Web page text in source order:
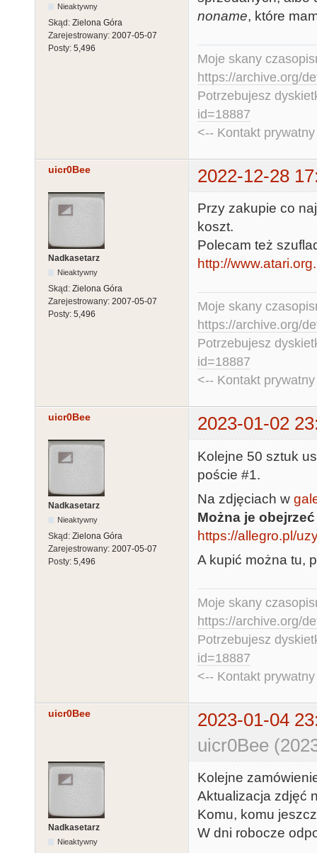
Nieaktywny
Skąd: Zielona Góra
Zarejestrowany: 2007-05-07
Posty: 5,496
noname, które
Moje skany
https://archive.org/
Potrzebujesz
id=18887
<-- Kontakt
uicr0Bee 2022-12-28
Nadkasetarz
Nieaktywny
Skąd: Zielona Góra
Zarejestrowany: 2007-05-07
Posty: 5,496
Przy zakupie co
koszt.
Polecam też
http://
Moje skany
https://archive.org/
Potrzebujesz
id=18887
<-- Kontakt
uicr0Bee 2023-01-02
Nadkasetarz
Nieaktywny
Skąd: Zielona Góra
Zarejestrowany: 2007-05-07
Posty: 5,496
Kolejne 50 sztuk
poście #1.
Na zdjęciach w
Można je obejrzeć
https://allegro.pl/
A kupić można tu,
Moje skany
https://archive.org/
Potrzebujesz
id=18887
<-- Kontakt
uicr0Bee
2023-01-04
uicr0Bee
Nadkasetarz
Nieaktywny
Kolejne
Aktualizacja zdjęć
Komu, komu
W dni robocze